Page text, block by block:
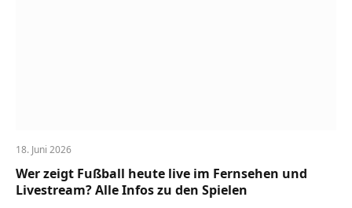
18. Juni 2026
Wer zeigt Fußball heute live im Fernsehen und
Livestream? Alle Infos zu den Spielen